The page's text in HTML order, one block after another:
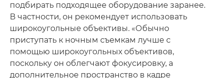
подбирать подходящее оборудование заранее.
В частности, он рекомендует использовать
широкоугольные объективы. «Обычно
приступать к ночным съемкам лучше с
помощью широкоугольных объективов,
поскольку он облегчают фокусировку, а
дополнительное пространство в кадре